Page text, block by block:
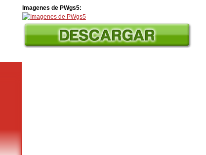
Imagenes de PWgs5: